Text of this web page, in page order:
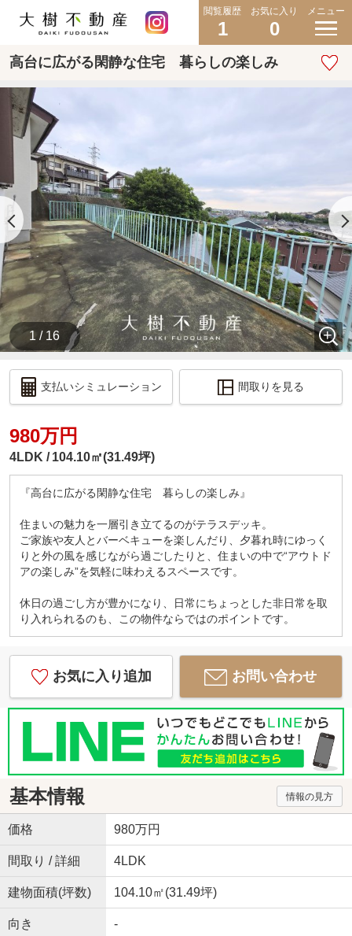
閲覧履歴
1
お気に入り
0
メニュー
高台に広がる閑静な住宅 暮らしの楽しみ
1 / 16
支払いシミュレーション 間取りを見る
980万円
4LDK 104.10㎡(31.49坪)
『高台に広がる閑静な住宅 暮らしの楽しみ』
住まいの魅力を一層引き立てるのがテラスデッキ。
ご家族や友人とバーベキューを楽しんだり、夕暮れ時にゆっく
りと外の風を感じながら過ごしたりと、住まいの中で“アウトド
アの楽しみ”を気軽に味わえるスペースです。
休日の過ごし方が豊かになり、日常にちょっとした非日常を取
り入れられるのも、この物件ならではのポイントです。
お気に入り追加 お問い合わせ
基本情報 情報の見方
価格 980万円
間取り / 詳細 4LDK
建物面積(坪数) 104.10㎡(31.49坪)
向き -